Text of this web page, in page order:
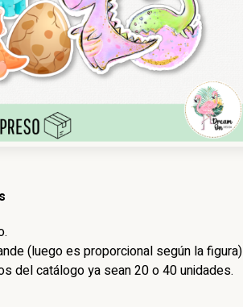
(luego es proporcional según la figura)
del catálogo ya sean 20 o 40 unidades.